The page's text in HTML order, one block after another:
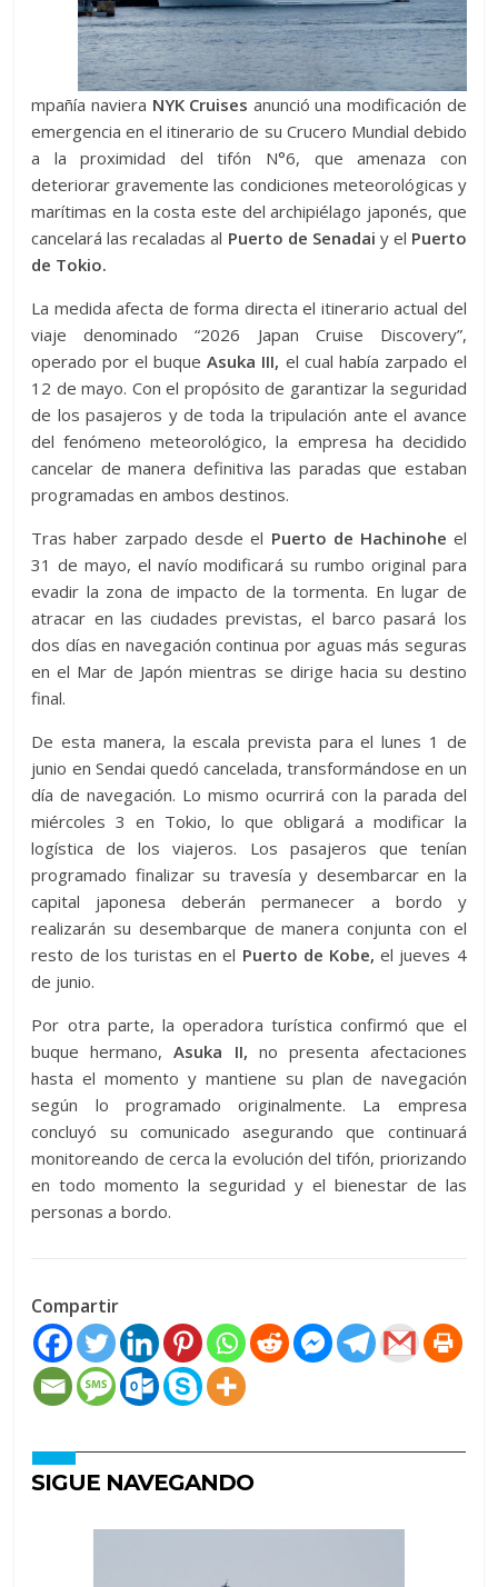
mpañía naviera NYK Cruises anunció una modificación de
emergencia en el itinerario de su Crucero Mundial debido
a la proximidad del tifón N°6, que amenaza con
deteriorar gravemente las condiciones meteorológicas y
marítimas en la costa este del archipiélago japonés, que
cancelará las recaladas al Puerto de Senadai y el Puerto
de Tokio.
La medida afecta de forma directa el itinerario actual del
viaje denominado “2026 Japan Cruise Discovery”,
operado por el buqueAsuka III, el cual había zarpado el
12 de mayo. Con el propósito de garantizar la seguridad
de los pasajeros y de toda la tripulación ante el avance
del fenómeno meteorológico, la empresa ha decidido
cancelar de manera definitiva las paradas que estaban
programadas en ambos destinos.
Tras haber zarpado desde el Puerto de Hachinohe el
31 de mayo, el navío modificará su rumbo original para
evadir la zona de impacto de la tormenta. En lugar de
atracar en las ciudades previstas, el barco pasará los
dos días en navegación continua por aguas más seguras
en el Mar de Japón mientras se dirige hacia su destino
final.
De esta manera, la escala prevista para el lunes 1 de
junio en Sendai quedó cancelada, transformándose en un
día de navegación. Lo mismo ocurrirá con la parada del
miércoles 3 en Tokio, lo que obligará a modificar la
logística de los viajeros. Los pasajeros que tenían
programado finalizar su travesía y desembarcar en la
capital japonesa deberán permanecer a bordo y
realizarán su desembarque de manera conjunta con el
resto de los turistas en el Puerto de Kobe, el jueves 4
de junio.
Por otra parte, la operadora turística confirmó que el
buque hermano,Asuka II, no presenta afectaciones
hasta el momento y mantiene su plan de navegación
según lo programado originalmente. La empresa
concluyó su comunicado asegurando que continuará
monitoreando de cerca la evolución del tifón, priorizando
en todo momento la seguridad y el bienestar de las
personas a bordo.
Compartir
SIGUE NAVEGANDO